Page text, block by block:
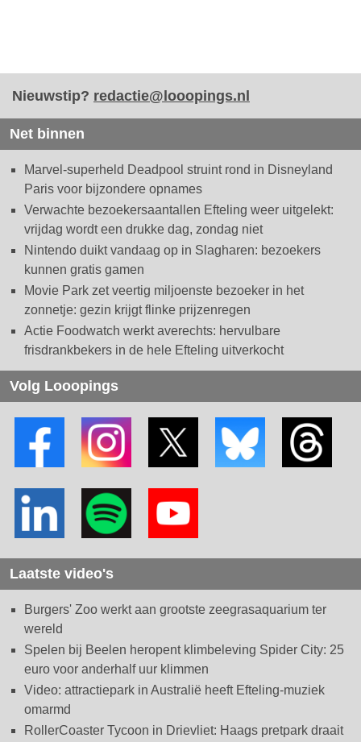
Nieuwstip? redactie@looopings.nl
Net binnen
Marvel-superheld Deadpool struint rond in Disneyland
Paris voor bijzondere opnames
Verwachte bezoekersaantallen Efteling weer uitgelekt:
vrijdag wordt een drukke dag, zondag niet
Nintendo duikt vandaag op in Slagharen: bezoekers
kunnen gratis gamen
Movie Park zet veertig miljoenste bezoeker in het
zonnetje: gezin krijgt flinke prijzenregen
Actie Foodwatch werkt averechts: hervulbare
frisdrankbekers in de hele Efteling uitverkocht
Volg Looopings
Laatste video's
Burgers' Zoo werkt aan grootste zeegrasaquarium ter
wereld
Spelen bij Beelen heropent klimbeleving Spider City: 25
euro voor anderhalf uur klimmen
Video: attractiepark in Australië heeft Efteling-muziek
omarmd
RollerCoaster Tycoon in Drievliet: Haags pretpark draait